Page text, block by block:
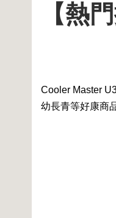
【熱
Cooler Master
幼長青等好康商